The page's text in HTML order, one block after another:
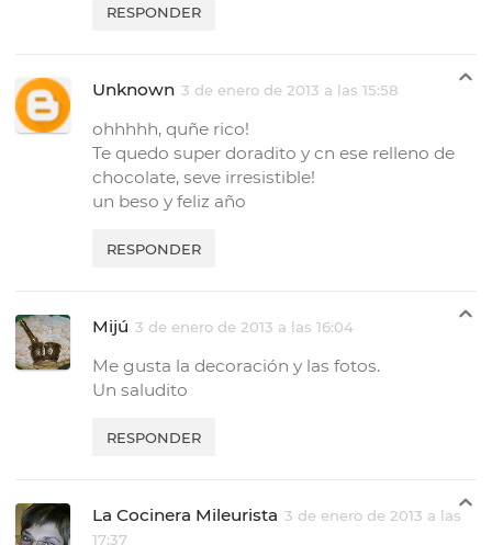
RESPONDER
Unknown 3 de enero de 2013 a las 15:58
ohhhhh, quñe rico!
Te quedo super doradito y cn ese relleno de
chocolate, seve irresistible!
un beso y feliz año
RESPONDER
Mijú 3 de enero de 2013 a las 16:04
Me gusta la decoración y las fotos.
Un saludito
RESPONDER
La Cocinera Mileurista 3 de enero de 2013 a las
17:37